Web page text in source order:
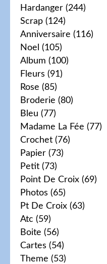
Hardanger (244)
Scrap (124)
Anniversaire (116)
Noel (105)
Album (100)
Fleurs (91)
Rose (85)
Broderie (80)
Bleu (77)
Madame La Fée (77)
Crochet (76)
Papier (73)
Petit (73)
Point De Croix (69)
Photos (65)
Pt De Croix (63)
Atc (59)
Boite (56)
Cartes (54)
Theme (53)